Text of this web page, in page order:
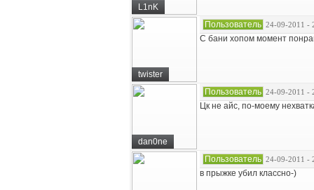
L1nK
twister
Пользователь 24-09-2011 -
С бани хопом момент
dan0ne
Пользователь 24-09-2011 -
Цк не айс, по-моему
Пользователь 24-09-2011 -
в прыжке убил классно-)